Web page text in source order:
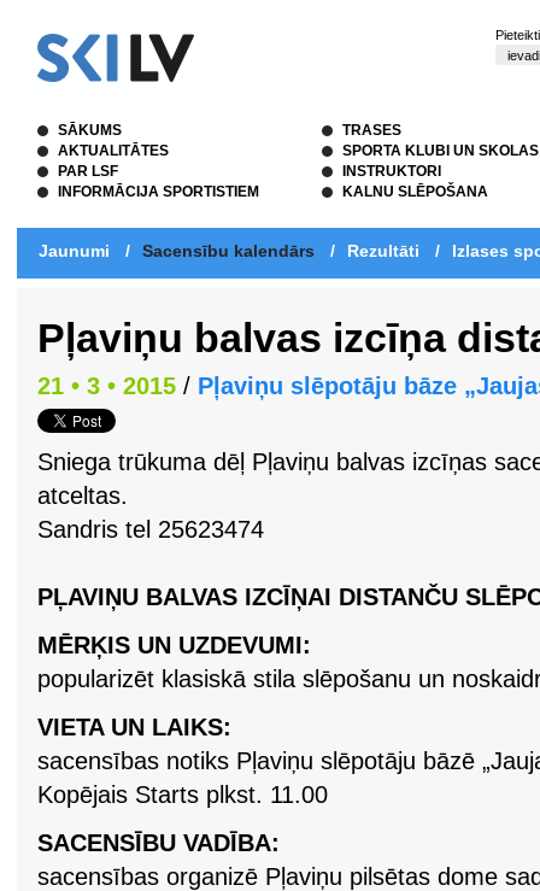
SĀKUMS
AKTUALITĀTES
PAR LSF
INFORMĀCIJA SPORTISTIEM
TRASES
SPORTA KLUBI UN SKOLAS
INSTRUKTORI
KALNU SLĒPOŠANA
Jaunumi / Sacensību kalendārs / Rezultāti / Izlases
Pļaviņu balvas izcīņa
21 • 3 • 2015 / Pļaviņu slēpotāju bāze
Sniega trūkuma dēļ Pļaviņu balvas izcīņas
atceltas.
Sandris tel 25623474
PĻAVIŅU BALVAS IZCĪŅAI DISTANČU
MĒRĶIS UN UZDEVUMI:
popularizēt klasiskā stila slēpošanu un
VIETA UN LAIKS:
sacensības notiks Pļaviņu slēpotāju bāzē
Kopējais Starts plkst. 11.00
SACENSĪBU VADĪBA:
sacensības organizē Pļaviņu pilsētas dome